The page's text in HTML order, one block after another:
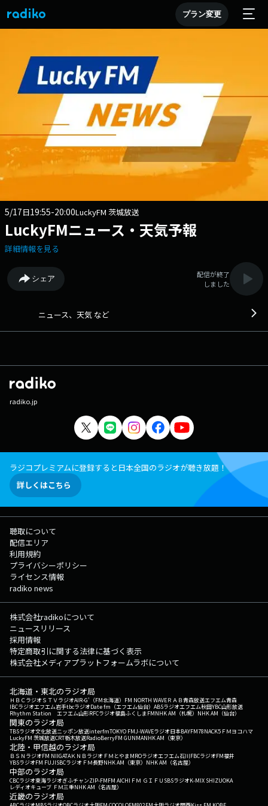
プラン変更
5/17日19:55-20:00LuckyFM 茨城放送
LuckyFMニュース・天気予報
詳細情報を見る
シェア
配信が終了
しました
ニュース、天気 など
radiko.jp
ラジコプレミアムに登録すると日本全国のラジオが聴き放題！
詳しくはこちら
聴取について
配信エリア
利用規約
プライバシーポリシー
ライセンス情報
radiko news
株式会社radikoについて
ニュースリリース
採用情報
特定商取引に関する法律に基づく表示
株式会社メディアプラットフォームラボについて
北海道・東北のラジオ局
ＨＢＣラジオＳＴＶラジオAIR-G'（FM北海道） FM NORTH WAVEＲＡＢ青森放送エフエム青森
IBCラジオエフエム岩手tbcラジオDate fm（エフエム仙台） ABSラジオエフエム秋田YBC山形放送
Rhythm Station エフエム山形RFCラジオ福島ふくしまFMNHK AM（札幌） NHK AM（仙台）
関東のラジオ局
TBSラジオ文化放送ニッポン放送interfmTOKYO FMJ-WAVEラジオ日本BAYFM78NACK5 ＦＭヨコハマ
LuckyFM 茨城放送CRT栃木放送RadioBerryFM GUNMANHK AM（東京）
北陸・甲信越のラジオ局
ＢＳＮラジオFM NIIGATAＫＮＢラジオ ＦＭとやまMROラジオエフエム石川FBCラジオFM福井
YBSラジオFM FUJISBCラジオ ＦＭ長野NHK AM（東京） NHK AM（名古屋）
中部のラジオ局
CBCラジオ東海ラジオぎふチャンZIP-FMFM AICHI ＦＭ ＧＩＦＵ SBSラジオK-MIX SHIZUOKA
レディオキューブ ＦＭ三重NHK AM（名古屋）
近畿のラジオ局